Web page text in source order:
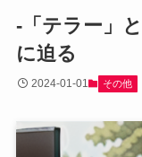
-「テラー」
に迫る
2024-01-01 その他